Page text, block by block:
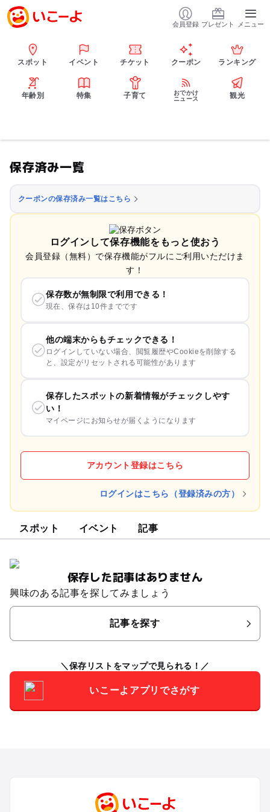
会員登録 プレゼント メニュー
スポット イベント チケット クーポン ランキング
年齢別 特集 子育て
おでかけ
ニュース
観光
保存済み一覧
クーポンの保存済み一覧はこちら
ログインして保存機能をもっと使おう
会員登録（無料）で保存機能がフルにご利用いただけま
す！
保存数が無制限で利用できる！
現在、保存は10件までです
他の端末からもチェックできる！
ログインしていない場合、閲覧履歴やCookieを削除する
と、設定がリセットされる可能性があります
保存したスポットの新着情報がチェックしやす
い！
マイページにお知らせが届くようになります
アカウント登録はこちら
ログインはこちら（登録済みの方）
スポット イベント 記事
保存した記事はありません
興味のある記事を探してみましょう
記事を探す
保存リストをマップで見られる！
いこーよアプリでさがす